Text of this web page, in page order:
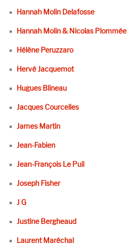
Hannah Molin Delafosse
Hannah Molin & Nicolas Plommée
Hélène Peruzzaro
Hervé Jacquemot
Hugues Blineau
Jacques Courcelles
James Martin
Jean-Fabien
Jean-François Le Puil
Joseph Fisher
J G
Justine Bergheaud
Laurent Maréchal